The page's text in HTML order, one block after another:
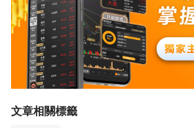
文章相關標籤